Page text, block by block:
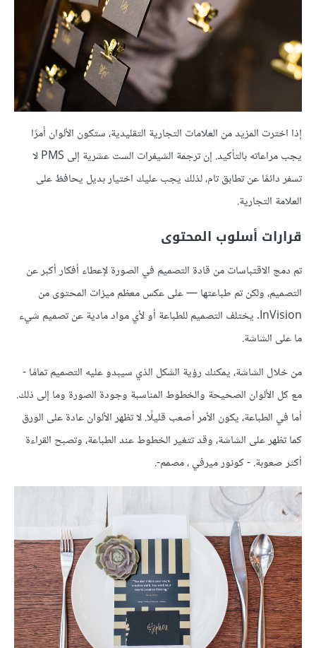
إذا اخترت المزيد من العلامات التجارية التقليدية، ستكون الألوان أمرًا
يجب مراعاته بالتأكيد. إن ترجمة الشيفرات الست عشرية إلى PMS لا
تسفر دائمًا عن تطابق تام، لذلك يجب عليك اختيار بديل يحافظ على
العلامة التجارية.
قرارات أسلوب المحتوى
تم دمج الاقتباسات من قادة التصميم في الصورة لإعطاء أفكار أكبر عن
التصميم، ولكن تم طباعتها — على عكس معظم ميزات المحتوى من
InVision. يختلف التصميم للطباعة أو لأي مواد مادية عن تصميم شيء
ما على الشاشة.
من خلال الشاشة، يمكنك رؤية الشكل الذي سيبدو عليه التصميم تمامًا -
مع كل الألوان الصحيحة والخطوط المناسبة وجودة الصورة وما إلى ذلك.
أما في الطباعة، يكون الأمر أصعب قليلًا. لا تظهر الألوان عادة على الورق
كما تظهر على الشاشة، وقد تتغير الخطوط عند الطباعة، وتصبح القراءة
أكثر صعوبة. - كونور ميرفي ، مصمم-.